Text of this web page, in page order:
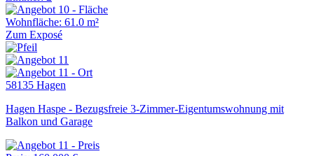
Wohnfläche: 61.0 m²
Zum Exposé
58135 Hagen
Hagen Haspe - Bezugsfreie 3-Zimmer-Eigentumswohnung mit
Balkon und Garage